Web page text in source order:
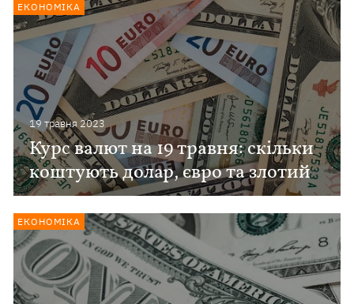
19 травня 2023
Курс валют на 19 травня: скільки
коштують долар, євро та злотий
ЕКОНОМІКА
ЕКОНОМІКА